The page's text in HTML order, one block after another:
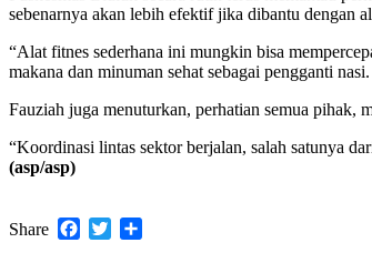
sebenarnya akan lebih efektif jika dibantu dengan
“Alat fitnes sederhana ini mungkin bisa
makana dan minuman sehat sebagai pengganti nasi.
Fauziah juga menuturkan, perhatian semua pihak,
“Koordinasi lintas sektor berjalan, salah satunya
(asp/asp)
Share Facebook
Twitter